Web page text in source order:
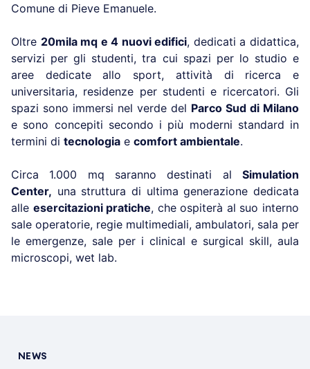
Comune di Pieve Emanuele.
Oltre 20mila mq e 4 nuovi edifici, dedicati a didattica,
servizi per gli studenti, tra cui spazi per lo studio e
aree dedicate allo sport, attività di ricerca e
universitaria, residenze per studenti e ricercatori. Gli
spazi sono immersi nel verde del Parco Sud di Milano
e sono concepiti secondo i più moderni standard in
termini di tecnologia e comfort ambientale.
Circa 1.000 mq saranno destinati al Simulation
Center, una struttura di ultima generazione dedicata
alle esercitazioni pratiche, che ospiterà al suo interno
sale operatorie, regie multimediali, ambulatori, sala per
le emergenze, sale per i clinical e surgical skill, aula
microscopi, wet lab.
NEWS